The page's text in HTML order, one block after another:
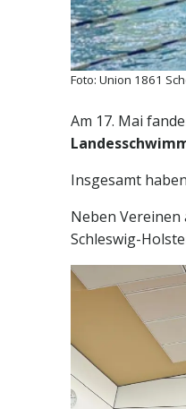
Foto: Union 1861
Am 17. Mai
Insgesamt
Neben Vereinen
Schleswig-